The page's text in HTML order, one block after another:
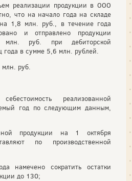
реализации продукции в ООО
что на начало года на складе
на 1,8 млн. руб., в течение года
и отправлено продукции
млн. руб. при дебиторской
года в сумме 5,6 млн. рублей.
руб.
реализованной
год по следующим данным,
продукции на 1 октября
по производственной
намечено сократить остатки
до 130;